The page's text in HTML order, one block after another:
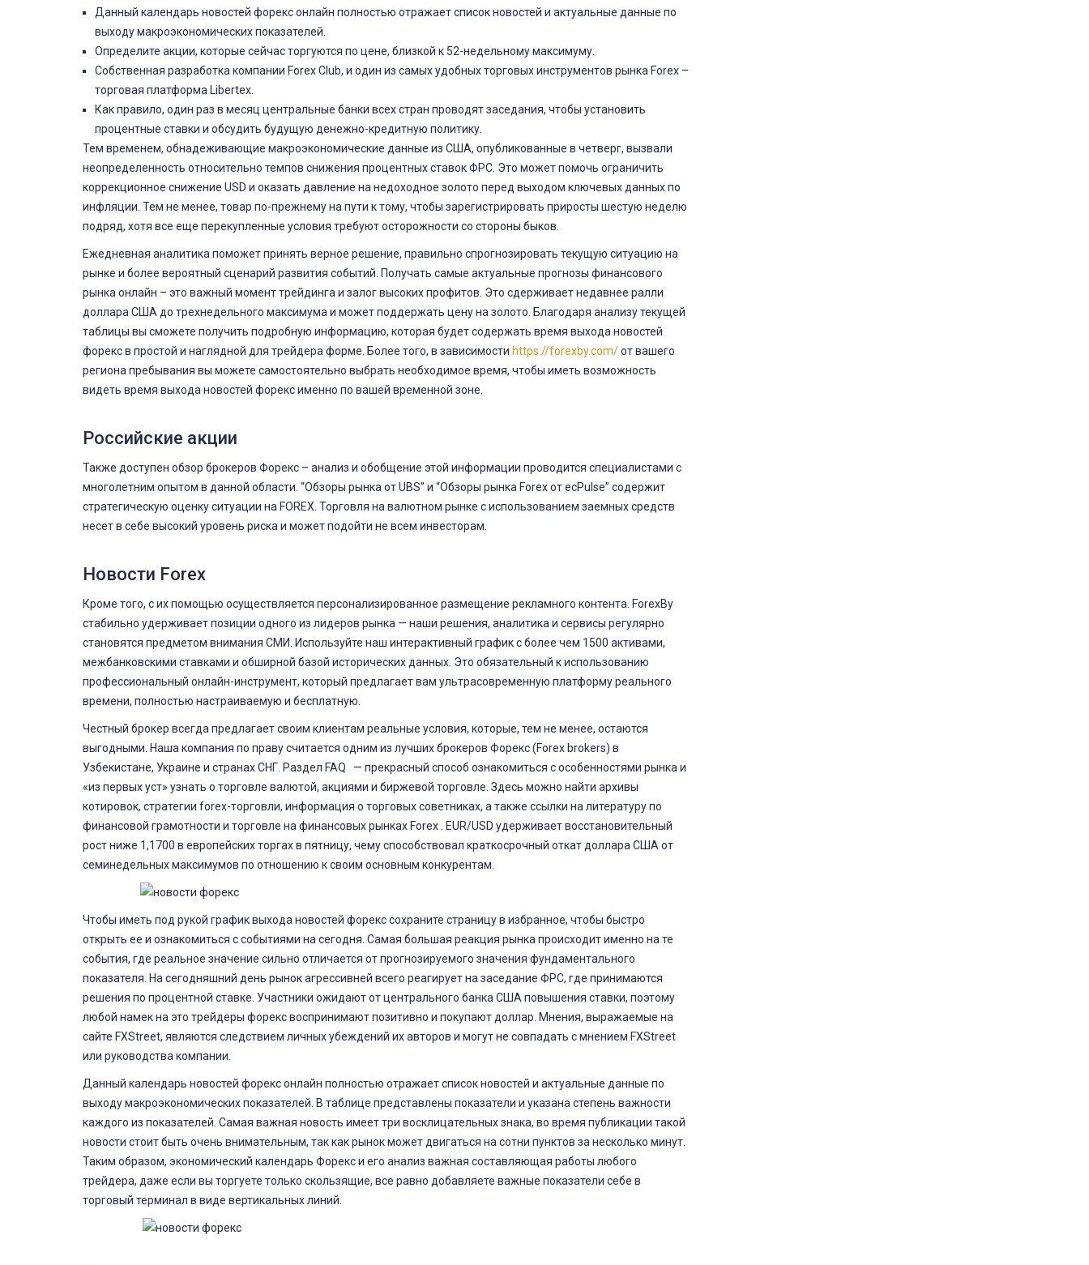
Данный календарь новостей форекс онлайн полностью отражает список новостей и актуальные данные по
выходу макроэкономических показателей.
Определите акции, которые сейчас торгуются по цене, близкой к 52-недельному максимуму.
Собственная разработка компании Forex Club, и один из самых удобных торговых инструментов рынка Forex –
торговая платформа Libertex.
Как правило, один раз в месяц центральные банки всех стран проводят заседания, чтобы установить
процентные ставки и обсудить будущую денежно-кредитную политику.
Тем временем, обнадеживающие макроэкономические данные из США, опубликованные в четверг, вызвали
неопределенность относительно темпов снижения процентных ставок ФРС. Это может помочь ограничить
коррекционное снижение USD и оказать давление на недоходное золото перед выходом ключевых данных по
инфляции. Тем не менее, товар по-прежнему на пути к тому, чтобы зарегистрировать приросты шестую неделю
подряд, хотя все еще перекупленные условия требуют осторожности со стороны быков.
Ежедневная аналитика поможет принять верное решение, правильно спрогнозировать текущую ситуацию на
рынке и более вероятный сценарий развития событий. Получать самые актуальные прогнозы финансового
рынка онлайн – это важный момент трейдинга и залог высоких профитов. Это сдерживает недавнее ралли
доллара США до трехнедельного максимума и может поддержать цену на золото. Благодаря анализу текущей
таблицы вы сможете получить подробную информацию, которая будет содержать время выхода новостей
форекс в простой и наглядной для трейдера форме. Более того, в зависимости https://forexby.com/от вашего
региона пребывания вы можете самостоятельно выбрать необходимое время, чтобы иметь возможность
видеть время выхода новостей форекс именно по вашей временной зоне.
Российские акции
Также доступен обзор брокеров Форекс – анализ и обобщение этой информации проводится специалистами с
многолетним опытом в данной области. “Обзоры рынка от UBS” и “Обзоры рынка Forex от ecPulse” содержит
стратегическую оценку ситуации на FOREX. Торговля на валютном рынке с использованием заемных средств
несет в себе высокий уровень риска и может подойти не всем инвесторам.
Новости Forex
Кроме того, с их помощью осуществляется персонализированное размещение рекламного контента. ForexBy
стабильно удерживает позиции одного из лидеров рынка — наши решения, аналитика и сервисы регулярно
становятся предметом внимания СМИ. Используйте наш интерактивный график с более чем 1500 активами,
межбанковскими ставками и обширной базой исторических данных. Это обязательный к использованию
профессиональный онлайн-инструмент, который предлагает вам ультрасовременную платформу реального
времени, полностью настраиваемую и бесплатную.
Честный брокер всегда предлагает своим клиентам реальные условия, которые, тем не менее, остаются
выгодными. Наша компания по праву считается одним из лучших брокеров Форекс (Forex brokers) в
Узбекистане, Украине и странах СНГ. Раздел FAQ — прекрасный способ ознакомиться с особенностями рынка и
«из первых уст» узнать о торговле валютой, акциями и биржевой торговле. Здесь можно найти архивы
котировок, стратегии forex-торговли, информация о торговых советниках, а также ссылки на литературу по
финансовой грамотности и торговле на финансовых рынках Forex . EUR/USD удерживает восстановительный
рост ниже 1,1700 в европейских торгах в пятницу, чему способствовал краткосрочный откат доллара США от
семинедельных максимумов по отношению к своим основным конкурентам.
Чтобы иметь под рукой график выхода новостей форекс сохраните страницу в избранное, чтобы быстро
открыть ее и ознакомиться с событиями на сегодня. Самая большая реакция рынка происходит именно на те
события, где реальное значение сильно отличается от прогнозируемого значения фундаментального
показателя. На сегодняшний день рынок агрессивней всего реагирует на заседание ФРС, где принимаются
решения по процентной ставке. Участники ожидают от центрального банка США повышения ставки, поэтому
любой намек на это трейдеры форекс воспринимают позитивно и покупают доллар. Мнения, выражаемые на
сайте FXStreet, являются следствием личных убеждений их авторов и могут не совпадать с мнением FXStreet
или руководства компании.
Данный календарь новостей форекс онлайн полностью отражает список новостей и актуальные данные по
выходу макроэкономических показателей. В таблице представлены показатели и указана степень важности
каждого из показателей. Самая важная новость имеет три восклицательных знака, во время публикации такой
новости стоит быть очень внимательным, так как рынок может двигаться на сотни пунктов за несколько минут.
Таким образом, экономический календарь Форекс и его анализ важная составляющая работы любого
трейдера, даже если вы торгуете только скользящие, все равно добавляете важные показатели себе в
торговый терминал в виде вертикальных линий.